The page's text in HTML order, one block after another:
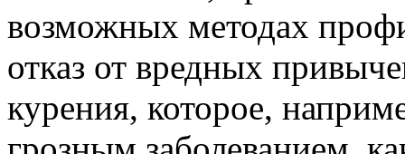
возможных методах
отказ от вредных
курения, которое,